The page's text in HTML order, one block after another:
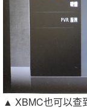
▲ XBMC也可以查